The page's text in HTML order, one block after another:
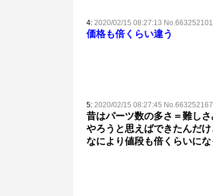
4: 2020/02/15 08:27:13 No.663252101
価格も倍くらい違う
5: 2020/02/15 08:27:45 No.663252167
昔はパーツ数の多さ＝難し
やろうと思えばできたんだ
なにより値段も倍くらいに